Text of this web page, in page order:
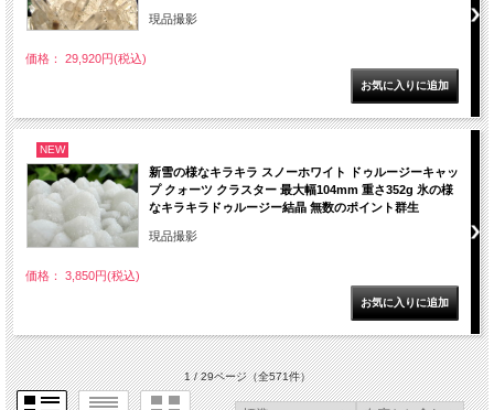
現品撮影
価格： 29,920円(税込)
NEW
新雪の様なキラキラ スノーホワイト ドゥルージーキャッ
プ クォーツ クラスター 最大幅104mm 重さ352g 氷の様
なキラキラドゥルージー結晶 無数のポイント群生
現品撮影
価格： 3,850円(税込)
1 / 29ページ（全571件）